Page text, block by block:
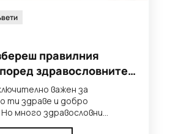
правилния
здравословните
важен за
ти здраве и добро
много здравословни